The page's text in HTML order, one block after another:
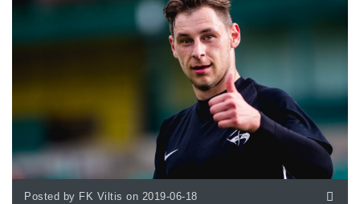
Posted by FK Viltis on 2019-06-18